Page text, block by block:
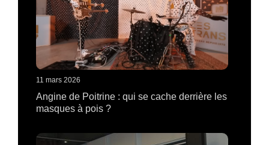
11 mars 2026
Angine de Poitrine : qui se cache derrière les
masques à pois ?